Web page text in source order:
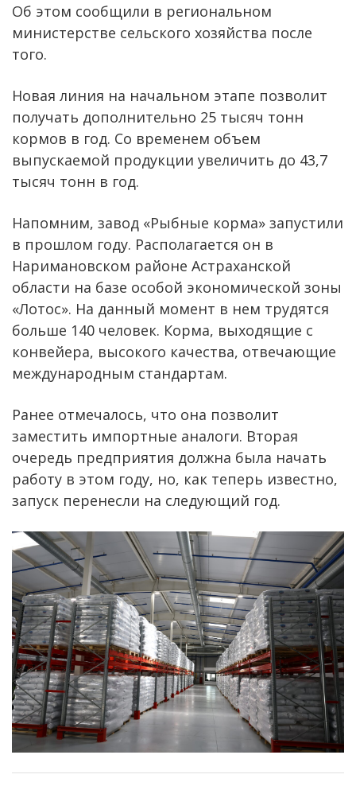
Об этом сообщили в региональном
министерстве сельского хозяйства после
того.
Новая линия на начальном этапе позволит
получать дополнительно 25 тысяч тонн
кормов в год. Со временем объем
выпускаемой продукции увеличить до 43,7
тысяч тонн в год.
Напомним, завод «Рыбные корма» запустили
в прошлом году. Располагается он в
Наримановском районе Астраханской
области на базе особой экономической зоны
«Лотос». На данный момент в нем трудятся
больше 140 человек. Корма, выходящие с
конвейера, высокого качества, отвечающие
международным стандартам.
Ранее отмечалось, что она позволит
заместить импортные аналоги. Вторая
очередь предприятия должна была начать
работу в этом году, но, как теперь известно,
запуск перенесли на следующий год.